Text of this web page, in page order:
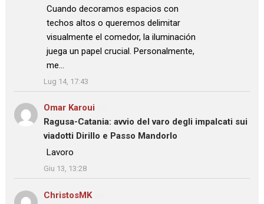
: “
Cuando decoramos espacios con
techos altos o queremos delimitar
visualmente el comedor, la iluminación
juega un papel crucial. Personalmente,
me…
”
Lug 14, 17:43
Omar Karoui
Ragusa-Catania: avvio del varo degli impalcati sui
viadotti Dirillo e Passo Mandorlo
: “Lavoro
”
Giu 13, 13:28
ChristosMKsu